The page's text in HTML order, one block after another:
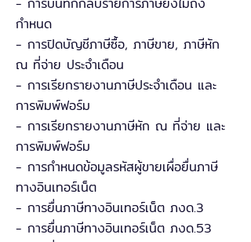
กำหนด
- การปิดบัญชีภาษีซื้อ, ภาษีขาย, ภาษีหัก
ณ ที่จ่าย ประจำเดือน
- การเรียกรายงานภาษีประจำเดือน และ
การพิมพ์ฟอร์ม
- การเรียกรายงานภาษีหัก ณ ที่จ่าย และ
การพิมพ์ฟอร์ม
- การกำหนดข้อมูลรหัสผู้ขายเผื่อยื่นภาษี
ทางอินเทอร์เน็ต
- การยื่นภาษีทางอินเทอร์เน็ต ภงด.3
- การยื่นภาษีทางอินเทอร์เน็ต ภงด.53